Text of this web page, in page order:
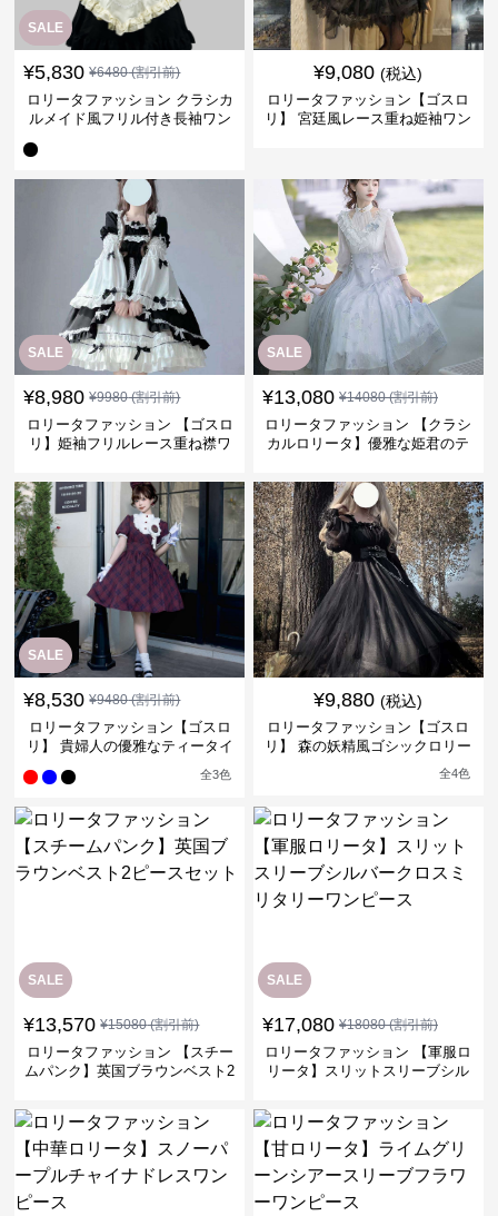
SALE
¥5,830 ¥6480(割引前)
ロリータファッション クラシカ
ルメイド風フリル付き長袖ワン
¥9,080 (税込)
ロリータファッション【ゴスロ
リ】 宮廷風レース重ね姫袖ワン
SALE
¥8,980 ¥9980(割引前)
ロリータファッション 【ゴスロ
リ】姫袖フリルレース重ね襟ワ
SALE
¥13,080 ¥14080(割引前)
ロリータファッション 【クラシ
カルロリータ】優雅な姫君のテ
SALE
¥8,530 ¥9480(割引前)
ロリータファッション【ゴスロ
リ】 貴婦人の優雅なティータイ
全3色
¥9,880 (税込)
ロリータファッション【ゴスロ
リ】 森の妖精風ゴシックロリー
全4色
SALE
¥13,570 ¥15080(割引前)
ロリータファッション 【スチー
ムパンク】英国ブラウンベスト2
SALE
¥17,080 ¥18080(割引前)
ロリータファッション 【軍服ロ
リータ】スリットスリーブシル